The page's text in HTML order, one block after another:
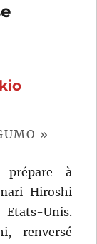
»
prépare à
Hiroshi
Unis.
renversé